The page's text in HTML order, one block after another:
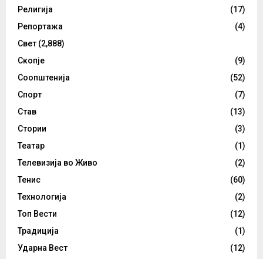
Религија
(17)
Репортажа
(4)
Свет (2,888)
Скопје
(9)
Соопштенија
(52)
Спорт
(7)
Став
(13)
Стории
(3)
Театар
(1)
Телевизија во Живо
(2)
Тенис
(60)
Технологија
(2)
Топ Вести
(12)
Традиција
(1)
Ударна Вест
(12)